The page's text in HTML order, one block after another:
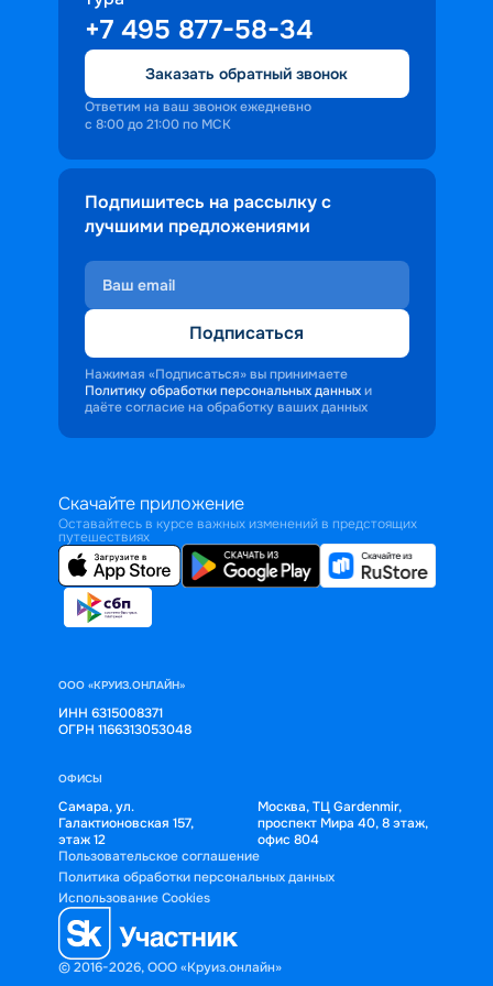
+7 495 877-58-34
Заказать обратный звонок
Ответим на ваш звонок ежедневно
с 8:00 до 21:00 по МСК
Подпишитесь на рассылку с
лучшими предложениями
Подписаться
Нажимая «Подписаться» вы принимаете
Политику обработки персональных данных и
даёте согласие на обработку ваших данных
Скачайте приложение
Оставайтесь в курсе важных изменений в предстоящих
путешествиях
ООО «КРУИЗ.ОНЛАЙН»
ИНН 6315008371
ОГРН 1166313053048
ОФИСЫ
Самара, ул.
Галактионовская 157,
этаж 12
Москва, ТЦ Gardenmir,
проспект Мира 40, 8 этаж,
офис 804
© 2016-2026, ООО «Круиз.онлайн»
Пользовательское соглашение
Политика обработки персональных данных
Использование Cookies